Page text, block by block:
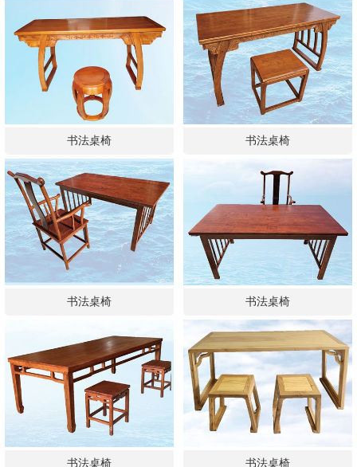
书法桌椅 书法桌椅
书法桌椅 书法桌椅
书法桌椅 书法桌椅